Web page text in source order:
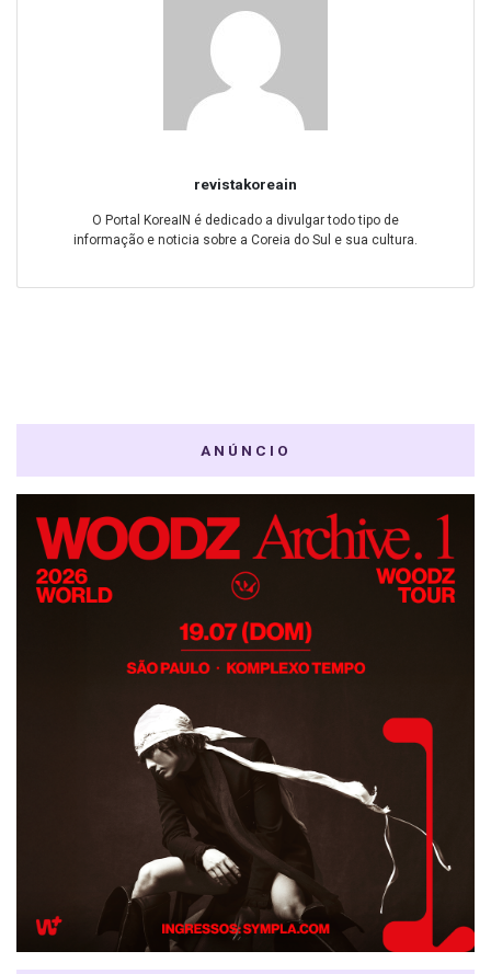
revistakoreain
O Portal KoreaIN é dedicado a divulgar todo tipo de
informação e noticia sobre a Coreia do Sul e sua cultura.
ANÚNCIO